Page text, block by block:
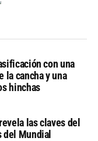
con una
la cancha y una
hinchas
las claves del
del Mundial